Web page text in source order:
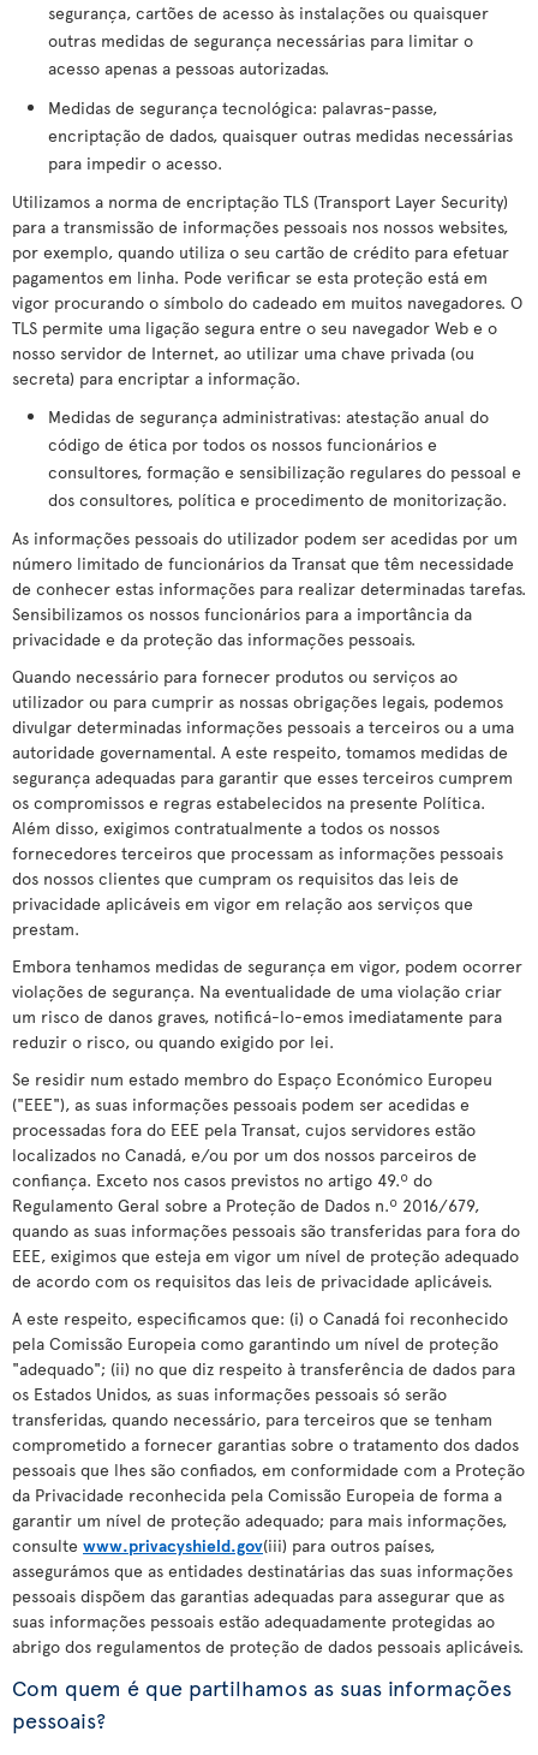
segurança, cartões de acesso às instalações ou quaisquer
outras medidas de segurança necessárias para limitar o
acesso apenas a pessoas autorizadas.
Medidas de segurança tecnológica: palavras-passe,
encriptação de dados, quaisquer outras medidas necessárias
para impedir o acesso.
Utilizamos a norma de encriptação TLS (Transport Layer Security)
para a transmissão de informações pessoais nos nossos websites,
por exemplo, quando utiliza o seu cartão de crédito para efetuar
pagamentos em linha. Pode verificar se esta proteção está em
vigor procurando o símbolo do cadeado em muitos navegadores. O
TLS permite uma ligação segura entre o seu navegador Web e o
nosso servidor de Internet, ao utilizar uma chave privada (ou
secreta) para encriptar a informação.
Medidas de segurança administrativas: atestação anual do
código de ética por todos os nossos funcionários e
consultores, formação e sensibilização regulares do pessoal e
dos consultores, política e procedimento de monitorização.
As informações pessoais do utilizador podem ser acedidas por um
número limitado de funcionários da Transat que têm necessidade
de conhecer estas informações para realizar determinadas tarefas.
Sensibilizamos os nossos funcionários para a importância da
privacidade e da proteção das informações pessoais.
Quando necessário para fornecer produtos ou serviços ao
utilizador ou para cumprir as nossas obrigações legais, podemos
divulgar determinadas informações pessoais a terceiros ou a uma
autoridade governamental. A este respeito, tomamos medidas de
segurança adequadas para garantir que esses terceiros cumprem
os compromissos e regras estabelecidos na presente Política.
Além disso, exigimos contratualmente a todos os nossos
fornecedores terceiros que processam as informações pessoais
dos nossos clientes que cumpram os requisitos das leis de
privacidade aplicáveis em vigor em relação aos serviços que
prestam.
Embora tenhamos medidas de segurança em vigor, podem ocorrer
violações de segurança. Na eventualidade de uma violação criar
um risco de danos graves, notificá-lo-emos imediatamente para
reduzir o risco, ou quando exigido por lei.
Se residir num estado membro do Espaço Económico Europeu
("EEE"), as suas informações pessoais podem ser acedidas e
processadas fora do EEE pela Transat, cujos servidores estão
localizados no Canadá, e/ou por um dos nossos parceiros de
confiança. Exceto nos casos previstos no artigo 49.º do
Regulamento Geral sobre a Proteção de Dados n.º 2016/679,
quando as suas informações pessoais são transferidas para fora do
EEE, exigimos que esteja em vigor um nível de proteção adequado
de acordo com os requisitos das leis de privacidade aplicáveis.
A este respeito, especificamos que: (i) o Canadá foi reconhecido
pela Comissão Europeia como garantindo um nível de proteção
"adequado"; (ii) no que diz respeito à transferência de dados para
os Estados Unidos, as suas informações pessoais só serão
transferidas, quando necessário, para terceiros que se tenham
comprometido a fornecer garantias sobre o tratamento dos dados
pessoais que lhes são confiados, em conformidade com a Proteção
da Privacidade reconhecida pela Comissão Europeia de forma a
garantir um nível de proteção adequado; para mais informações,
consulte www.privacyshield.gov(iii) para outros países,
assegurámos que as entidades destinatárias das suas informações
pessoais dispõem das garantias adequadas para assegurar que as
suas informações pessoais estão adequadamente protegidas ao
abrigo dos regulamentos de proteção de dados pessoais aplicáveis.
Com quem é que partilhamos as suas informações
pessoais?